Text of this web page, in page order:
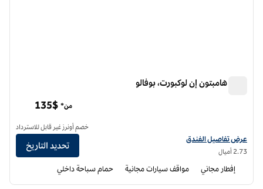
فندق هامبتون إن لوكبورت، بوفالو
عرض تفاصيل الفندق لفندق هامبتون إن لوكبورت، بافالو
عرض تفاصيل الفندق
2.73 أميال
من* 135$
خصم أونرز غير قابل للاسترداد
تحديد التاريخ
إفطار مجاني مواقف سيارات مجانية حمام سباحة داخلي